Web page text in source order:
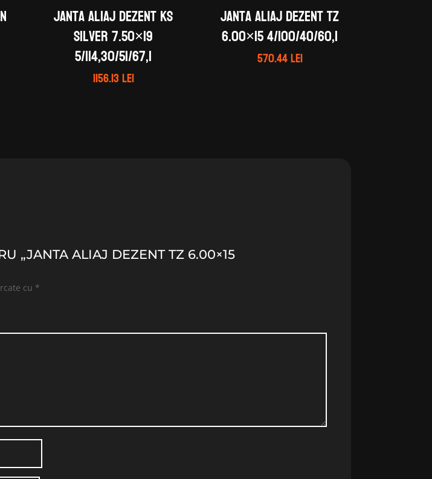
Janta aliaj DEZENT KS
silver 7.50×19
5/114,30/51/67,1
1156.13lei
Janta aliaj DEZENT TZ
6.00×15 4/100/40/60,1
570.44lei
„JANTA ALIAJ DEZENT TZ 6.00×15
cu *